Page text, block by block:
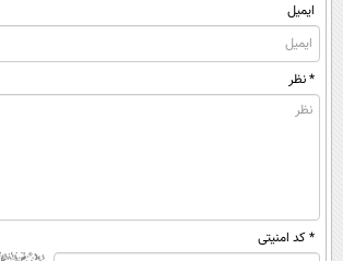
ایمیل
* نظر
* کد امنیتی